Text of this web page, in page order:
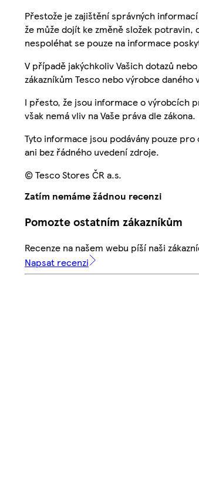
Přestože je zajištění správných
že může dojít ke změně složek
nespoléhat se pouze na informace
V případě jakýchkoliv Vašich dotazů
zákazníkům Tesco nebo výrobce
I přesto, že jsou informace o výrobcích
však nemá vliv na Vaše práva dle zákona.
Tyto informace jsou podávány pouze
ani bez řádného uvedení zdroje.
© Tesco Stores ČR a.s.
Zatím nemáme žádnou recenzi
Pomozte ostatním zákazníkům
Recenze na našem webu píší naši
Napsat recenzi